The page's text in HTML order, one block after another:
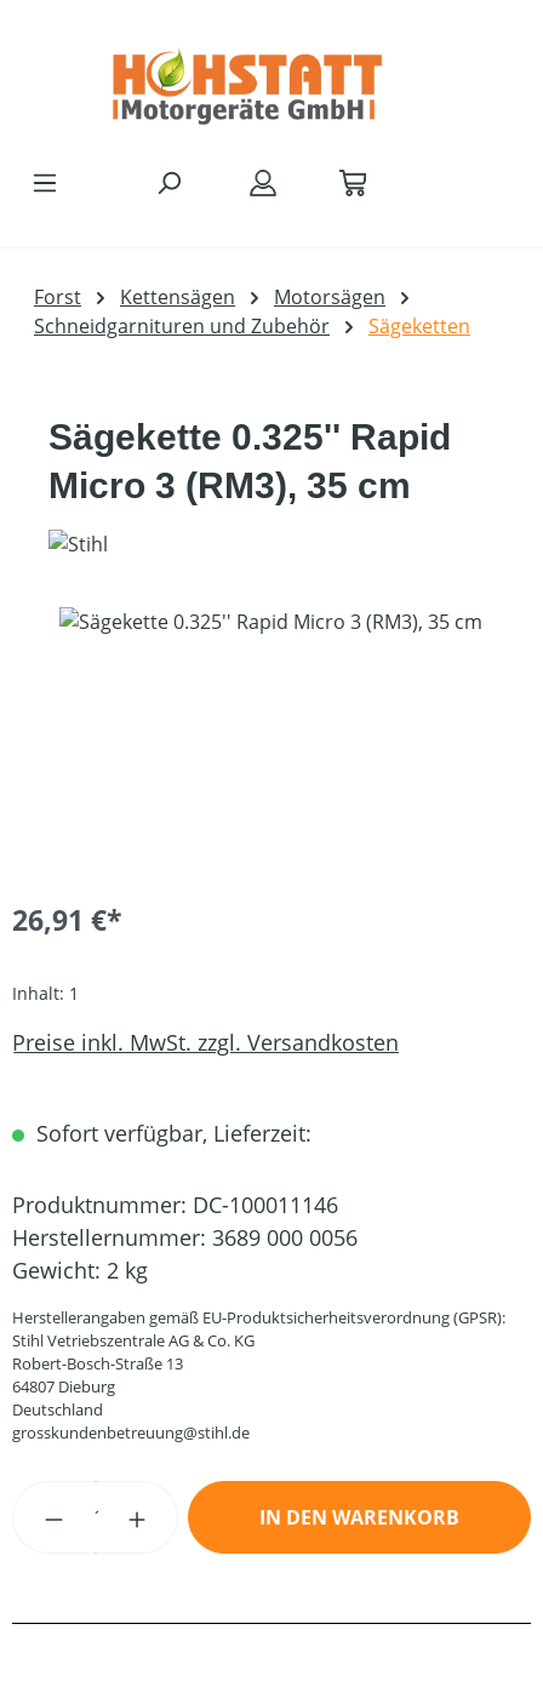
Forst Kettensägen
Motorsägen
Schneidgarnituren und Zubehör
Sägeketten
Sägekette 0.325'' Rapid
Micro 3 (RM3), 35 cm
Bildergalerie überspringen
26,91 €*
Inhalt: 1
Preise inkl. MwSt. zzgl. Versandkosten
Sofort verfügbar, Lieferzeit:
Produktnummer: DC-100011146
Herstellernummer: 3689 000 0056
Gewicht: 2 kg
Herstellerangaben gemäß EU-Produktsicherheitsverordnung (GPSR):
Stihl Vetriebszentrale AG & Co. KG
Robert-Bosch-Straße 13
64807 Dieburg
Deutschland
grosskundenbetreuung@stihl.de
Produkt Anzahl: Gib den gewünschten
IN DEN WARENKORB